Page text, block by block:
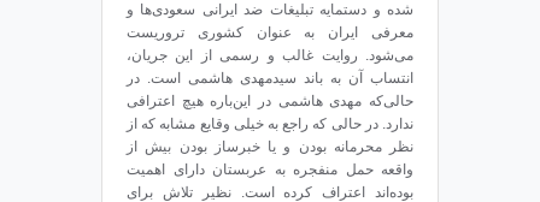
شده و دستمایه تبلیغات ضد ایرانی سعودی‌ها و
معرفی ایران به عنوان کشوری تروریست
می‌شود. روایت غالب و رسمی از این جریان،
انتساب آن به باند سیدمهدی هاشمی است. در
حالی‌که مهدی هاشمی در این‌باره هیچ اعترافی
ندارد. در حالی که راجع به خیلی وقایع مشابه که از
نظر محرمانه بودن و یا خبرساز بودن بیش از
واقعه حمل منفجره به عربستان دارای اهمیت
بوده‌اند اعتراف کرده است. نظیر تلاش برای